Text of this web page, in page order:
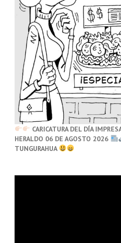
CARICATURA DEL DÍA
HERALDO 06 DE AGOSTO 2026
TUNGURAHUA